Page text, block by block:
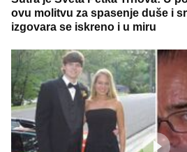
ovu molitvu za spasenje duše i
izgovara se iskreno i u miru